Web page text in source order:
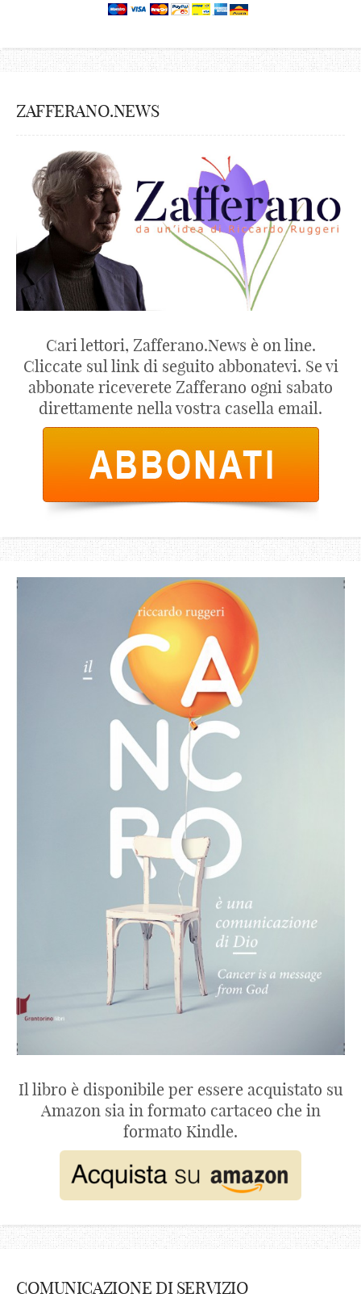
ZAFFERANO.NEWS
Cari lettori, Zafferano.News è on line.
Cliccate sul link di seguito abbonatevi. Se vi
abbonate riceverete Zafferano ogni sabato
direttamente nella vostra casella email.
Il libro è disponibile per essere acquistato su
Amazon sia in formato cartaceo che in
formato Kindle.
COMUNICAZIONE DI SERVIZIO